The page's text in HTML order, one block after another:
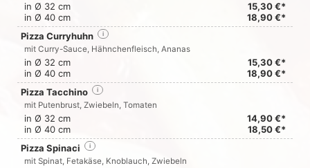
in Ø 32 cm
15,30 €*
in Ø 40 cm
18,90 €*
Pizza Curryhuhn
i
mit Curry-Sauce, Hähnchenfleisch, Ananas
in Ø 32 cm
15,30 €*
in Ø 40 cm
18,90 €*
Pizza Tacchino
i
mit Putenbrust, Zwiebeln, Tomaten
in Ø 32 cm
14,90 €*
in Ø 40 cm
18,50 €*
Pizza Spinaci
i
mit Spinat, Fetakäse, Knoblauch, Zwiebeln